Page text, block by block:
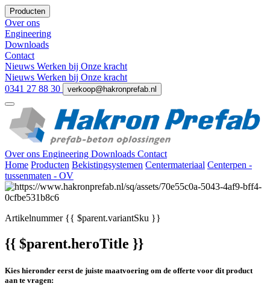
Producten
Over ons
Engineering
Downloads
Contact
Nieuws Werken bij Onze kracht
Nieuws Werken bij Onze kracht
0341 27 88 30
verkoop@hakronprefab.nl
Over ons Engineering Downloads Contact
Home Producten Bekistingsystemen Centermateriaal Centerpen -
tussenmaten - OV
Artikelnummer{{ $parent.variantSku }}
{{ $parent.heroTitle }}
Kies hieronder eerst de juiste maatvoering om de offerte voor dit product
aan te vragen: